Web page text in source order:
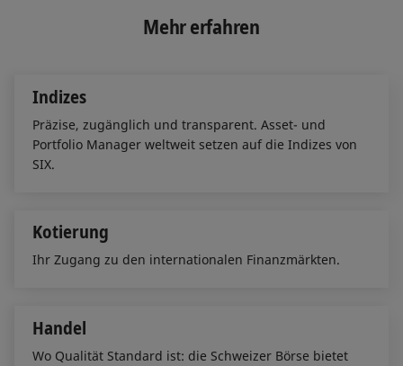
e
d
o
l
Mehr erfahren
Indizes
Präzise, zugänglich und transparent. Asset- und
Portfolio Manager weltweit setzen auf die Indizes von
SIX.
Kotierung
Ihr Zugang zu den internationalen Finanzmärkten.
Handel
Wo Qualität Standard ist: die Schweizer Börse bietet